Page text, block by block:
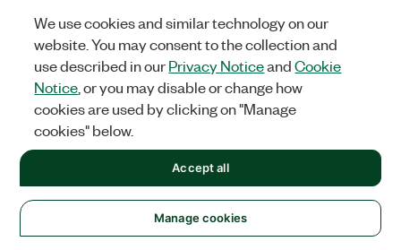
范例
NI PXIe-7847R的指定毛刺为1 V，持续1 µs。
性）
We use cookies and similar technology on our
website. You may consent to the collection and
use described in ourPrivacy NoticeandCookie
Notice , or you may disable or change how
cookies are used by clicking on "Manage
cookies" below.
Manage cookies
Accept all